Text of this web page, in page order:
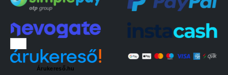
Árukereső.hu